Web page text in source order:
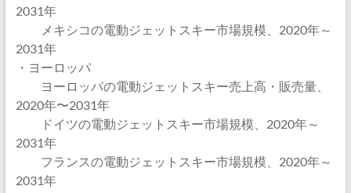
2031年
メキシコの電動ジェットスキー市場規模、2020年～
2031年
・ヨーロッパ
ヨーロッパの電動ジェットスキー売上高・販売量、
2020年〜2031年
ドイツの電動ジェットスキー市場規模、2020年～
2031年
フランスの電動ジェットスキー市場規模、2020年～
2031年